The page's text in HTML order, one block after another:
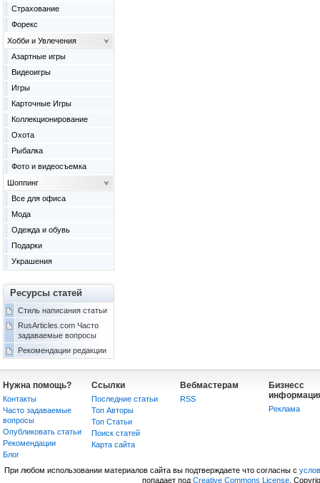
Страхование
Форекс
Хобби и Увлечения
Азартные игры
Видеоигры
Игры
Карточные Игры
Коллекционирование
Охота
Рыбалка
Фото и видеосъемка
Шоппинг
Все для офиса
Мода
Одежда и обувь
Подарки
Украшения
Ресурсы статей
Стиль написания статьи
RusArticles.com Часто
задаваемые вопросы
Рекомендации редакции
Нужна помощь?
Контакты
Часто задаваемые
вопросы
Опубликовать статьи
Рекомендации
Блог
Ссылки
Последние статьи
Топ Авторы
Топ Статьи
Поиск статей
Карта сайта
Вебмастерам
RSS
Бизнесс
Реклама
При любом использовании материалов сайта вы подтверждаете что согласны с
попадает под Creative Commons License.